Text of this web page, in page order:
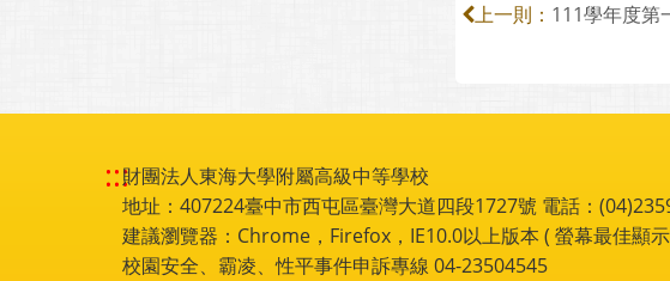
上一則： 111學年度第
:::財團法人東海大學附屬高級中等學校
地址：407224臺中市西屯區臺灣大道四段1727號 電話：
建議瀏覽器：Chrome，Firefox，IE10.0以上版本 ( 螢幕最佳顯
校園安全、霸凌、性平事件申訴專線 04-23504545